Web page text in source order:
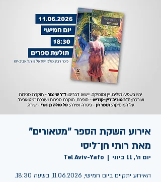
אירוע השקת הספר "מטאורים"
מאת רותי חן־ליסי
יום ה׳, 11 ביוני
  |
Tel Aviv-Yafo